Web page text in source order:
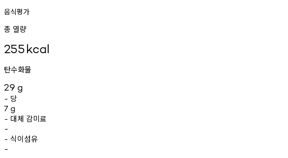
음식평가
총 열량
255kcal
탄수화물
29 g
- 당
7 g
- 대체 감미료
-
- 식이섬유
-